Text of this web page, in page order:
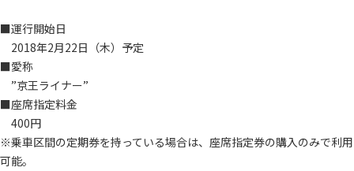
■運行開始日
2018年2月22日（木）予定
■愛称
”京王ライナー”
■座席指定料金
400円
※乗車区間の定期券を持っている場合は、座席指定券の購入のみで利用
可能。